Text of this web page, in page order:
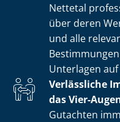
Nettetal
über deren
und alle
Unterlagen
Verlässliche
das Vier-
Gutachten